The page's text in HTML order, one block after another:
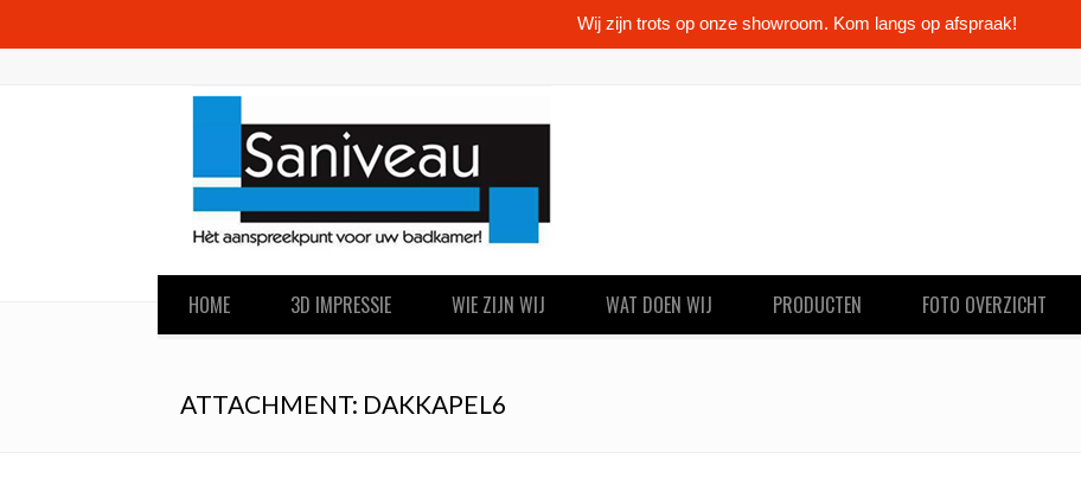
Wij zijn trots op onze showroom. Kom langs op afspraak!
HOME 3D IMPRESSIE WIE ZIJN WIJ WAT DOEN WIJ PRODUCTEN FOTO OVERZICHT
ATTACHMENT: DAKKAPEL6